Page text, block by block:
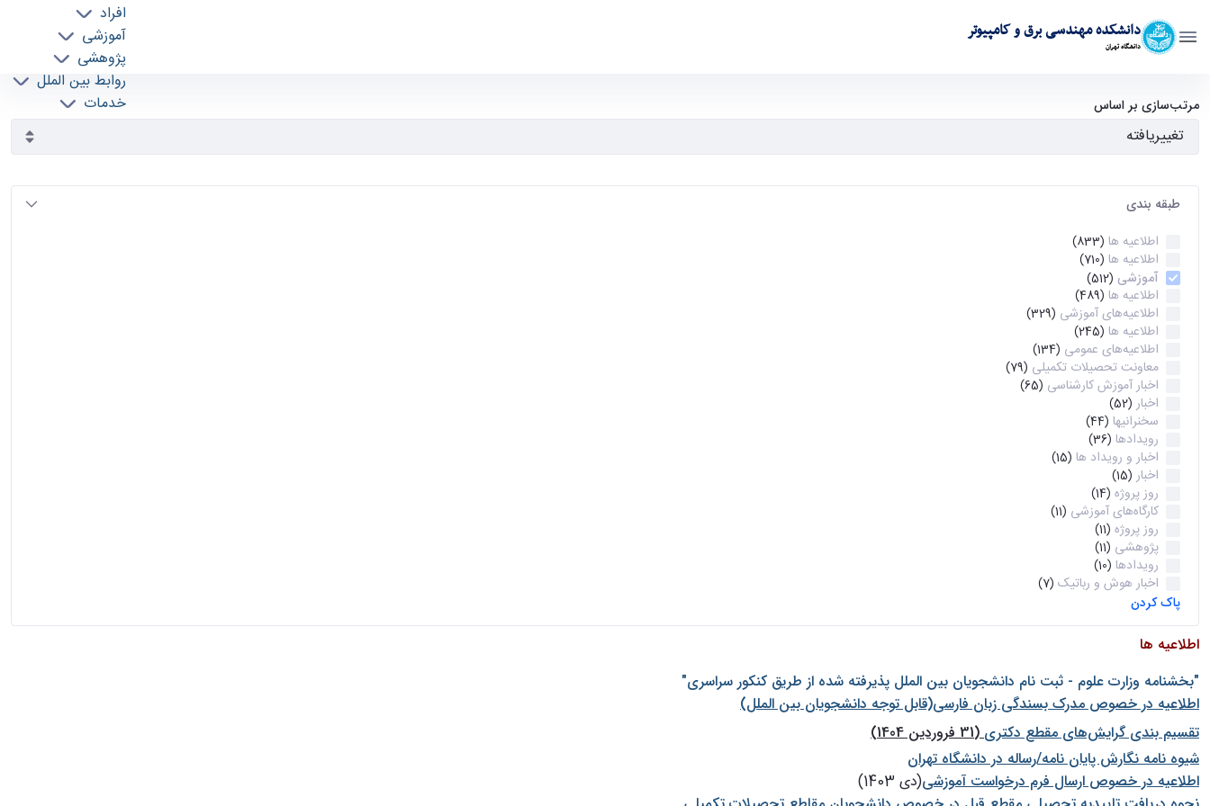
دانشکده مهندسی برق و کامپیوتر
دانشگاه تهران
افراد
آموزشی
پژوهشی
روابط بین الملل
خدمات
آرشیو اطلاعیه ها - ece- دانشکده مهندسی برق و کامپیوتر
مرتب‌سازی بر اساس
طبقه بندی
اطلاعیه ها (833)
اطلاعیه ها (710)
آموزشی (512)
اطلاعیه ها (489)
اطلاعیه‌های‌ آموزشی (329)
اطلاعیه ها (245)
اطلاعیه‌های عمومی (134)
معاونت تحصیلات تکمیلی (79)
اخبار آموزش کارشناسی (65)
اخبار (52)
سخنرانیها (44)
رویدادها (36)
اخبار و رویداد ها (15)
اخبار (15)
روز پروژه (14)
کارگاه‌های آموزشی (11)
روز پروژه (11)
پژوهشی (11)
رویدادها (10)
اخبار هوش و رباتیک (7)
پاک کردن
اطلاعیه ها
"بخشنامه وزارت علوم - ثبت نام دانشجويان بين الملل پذيرفته شده از طريق كنكور سراسری"
اطلاعیه در خصوص مدرک بسندگی زبان فارسی(قابل توجه دانشجویان بین الملل)
تقسیم بندی گرایش‌های مقطع دکتری(31 فروردین 1404)
شيوه نامه نگارش پايان نامه/رساله در دانشگاه تهران
اطلاعیه در خصوص ارسال فرم درخواست آموزشی(دی 1403)